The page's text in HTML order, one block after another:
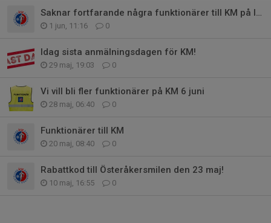
Saknar fortfarande några funktionärer till KM på lördag
1 jun, 11:16 0
Idag sista anmälningsdagen för KM!
29 maj, 19:03 0
Vi vill bli fler funktionärer på KM 6 juni
28 maj, 06:40 0
Funktionärer till KM
20 maj, 08:40 0
Rabattkod till Österåkersmilen den 23 maj!
10 maj, 16:55 0